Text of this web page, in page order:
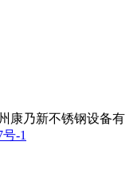
康乃新不锈钢设备有
-1